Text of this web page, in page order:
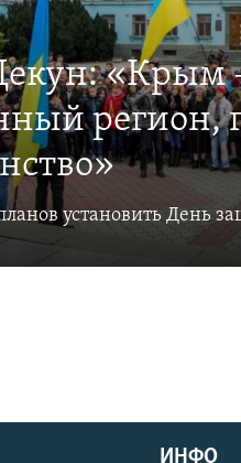
«Крым
регион,
установить День
ИНФО